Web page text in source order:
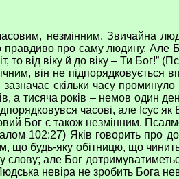
незмінним. Звичайна
про саму людину. Але
то від віку й до віку – Ти Бог!”
він не підпорядковується
зазначає скільки часу
а тисяча років – немов один
часові, але Ісус
Бог є також незмінним.
102:27) Яків говорить про
що будь-яку обітницю, що
слову; але Бог
невіра не зробить Бога